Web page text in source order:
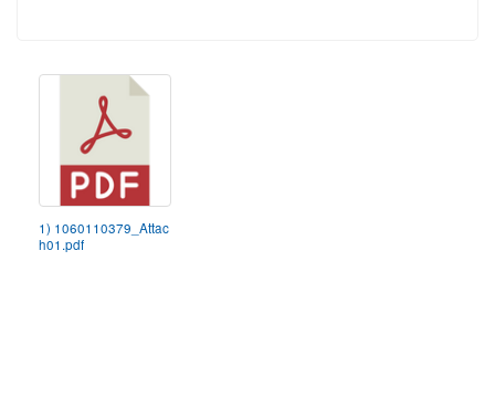
1) 1060110379_Attac
h01.pdf